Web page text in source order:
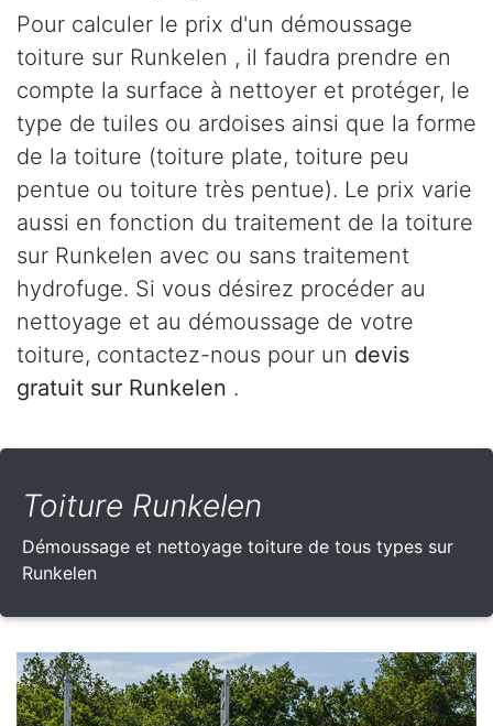
Pour calculer le prix d'un démoussage
toiture sur Runkelen , il faudra prendre en
compte la surface à nettoyer et protéger, le
type de tuiles ou ardoises ainsi que la forme
de la toiture (toiture plate, toiture peu
pentue ou toiture très pentue). Le prix varie
aussi en fonction du traitement de la toiture
sur Runkelen avec ou sans traitement
hydrofuge. Si vous désirez procéder au
nettoyage et au démoussage de votre
toiture, contactez-nous pour un devis
gratuit sur Runkelen .
Toiture Runkelen
Démoussage et nettoyage toiture de tous types sur
Runkelen